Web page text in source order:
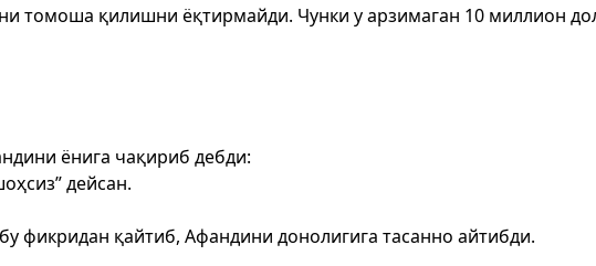
томоша қилишни ёқтирмайди. Чунки у арзимаган 10 миллион
ёнига чақириб дебди:
дейсан.
фикридан қайтиб, Афандини донолигига тасанно айтибди.